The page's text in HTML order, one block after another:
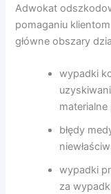
Adwokat
pomaganiu
główne obszary
wypadki
błędy
wypadki
za